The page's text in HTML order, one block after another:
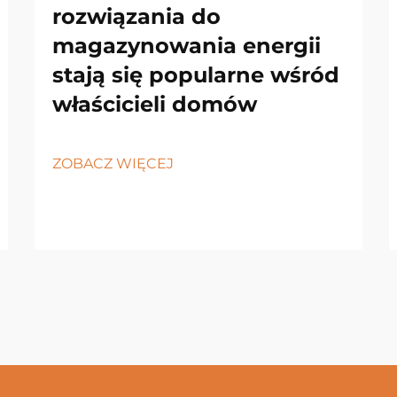
rozwiązania do
magazynowania energii
stają się popularne wśród
właścicieli domów
ZOBACZ WIĘCEJ